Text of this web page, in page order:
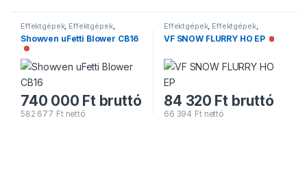
Effektgépek, Effektgépek,
Konfettigépek
Showven uFetti Blower CB16
Nincs raktáron
740 000 Ftbruttó
582 677 Ftnettó
Effektgépek, Effektgépek,
Hógépek
VF SNOW FLURRY HO EP Nincs
84 320 Ftbruttó
66 394 Ftnettó